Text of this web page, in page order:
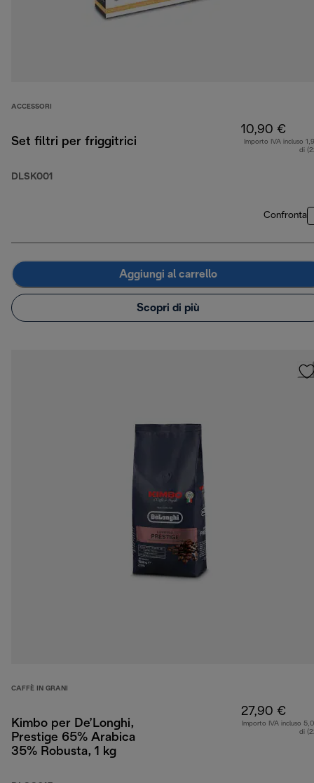
ACCESSORI
Set filtri per friggitrici
DLSK001
10,90 €
Importo IVA incluso
di
Confronta
Aggiungi al carrello
Scopri di più
CAFFÈ IN GRANI
Kimbo per De’Longhi,
Prestige 65% Arabica
35% Robusta, 1 kg
27,90 €
Importo IVA incluso
di